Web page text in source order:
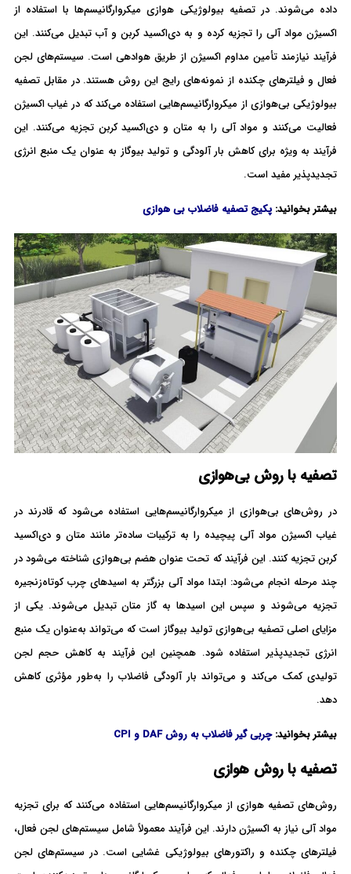
داده می‌شوند. در تصفیه بیولوژیکی هوازی میکروارگانیسم‌ها با استفاده از
اکسیژن مواد آلی را تجزیه کرده و به دی‌اکسید کربن و آب تبدیل می‌کنند. این
فرآیند نیازمند تأمین مداوم اکسیژن از طریق هوادهی است. سیستم‌های لجن
فعال و فیلترهای چکنده از نمونه‌های رایج این روش هستند. در مقابل تصفیه
بیولوژیکی بی‌هوازی از میکروارگانیسم‌هایی استفاده می‌کند که در غیاب اکسیژن
فعالیت می‌کنند و مواد آلی را به متان و دی‌اکسید کربن تجزیه می‌کنند. این
فرآیند به ویژه برای کاهش بار آلودگی و تولید بیوگاز به عنوان یک منبع انرژی
تجدیدپذیر مفید است.
بیشتر بخوانید: پکیج تصفیه فاضلاب بی هوازی
تصفیه با روش بی‌هوازی
در روش‌های بی‌هوازی از میکروارگانیسم‌هایی استفاده می‌شود که قادرند در
غیاب اکسیژن مواد آلی پیچیده را به ترکیبات ساده‌تر مانند متان و دی‌اکسید
کربن تجزیه کنند. این فرآیند که تحت عنوان هضم بی‌هوازی شناخته می‌شود در
چند مرحله انجام می‌شود: ابتدا مواد آلی بزرگتر به اسیدهای چرب کوتاه‌زنجیره
تجزیه می‌شوند و سپس این اسیدها به گاز متان تبدیل می‌شوند. یکی از
مزایای اصلی تصفیه بی‌هوازی تولید بیوگاز است که می‌تواند به‌عنوان یک منبع
انرژی تجدیدپذیر استفاده شود. همچنین این فرآیند به کاهش حجم لجن
تولیدی کمک می‌کند و می‌تواند بار آلودگی فاضلاب را به‌طور مؤثری کاهش
دهد.
بیشتر بخوانید: چربی گیر فاضلاب به روش DAF و CPI
تصفیه با روش هوازی
روش‌های تصفیه هوازی از میکروارگانیسم‌هایی استفاده می‌کنند که برای تجزیه
مواد آلی نیاز به اکسیژن دارند. این فرآیند معمولاً شامل سیستم‌های لجن فعال،
فیلترهای چکنده و راکتورهای بیولوژیکی غشایی است. در سیستم‌های لجن